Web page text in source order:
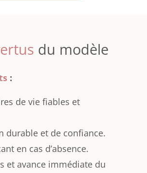
du modèle
:
de vie fiables et
durable et de confiance.
en cas d’absence.
et avance immédiate du